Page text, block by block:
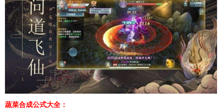
蔬菜合成公式大全：